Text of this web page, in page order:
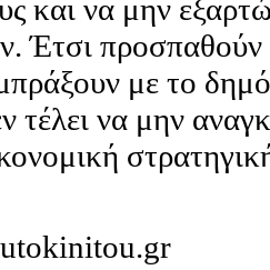
και να μην
Έτσι προσπαθούν
με το
τέλει να μην